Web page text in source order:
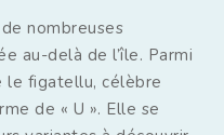
nombreuses
au-delà de l’île. Parmi
le figatellu, célèbre
de « U ». Elle se